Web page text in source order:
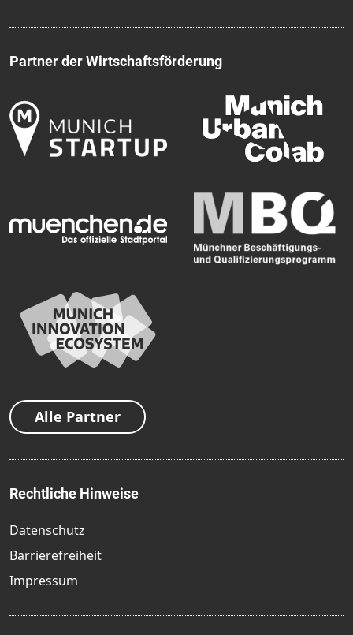
Partner der Wirtschaftsförderung
Alle Partner
Rechtliche Hinweise
Datenschutz
Barrierefreiheit
Impressum